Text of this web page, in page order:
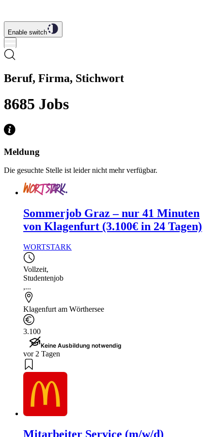
Enable switch
Beruf, Firma, Stichwort
8685 Jobs
Meldung
Die gesuchte Stelle ist leider nicht mehr verfügbar.
Sommerjob Graz – nur 41 Minuten
von Klagenfurt (3.100€ in 24 Tagen)
WORTSTARK
Vollzeit,
Studentenjob
,...
Klagenfurt am Wörthersee
3.100
Keine Ausbildung notwendig
vor 2 Tagen
Mitarbeiter Service (m/w/d)